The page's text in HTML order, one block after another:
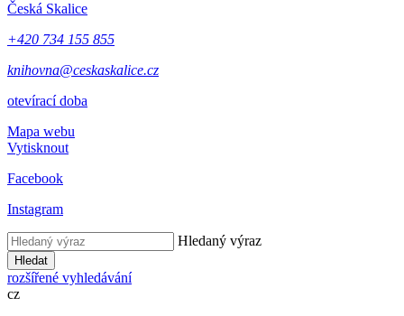
Česká Skalice
+420 734 155 855
knihovna@ceskaskalice.cz
otevírací doba
Mapa webu
Vytisknout
Facebook
Instagram
Hledaný výraz
Hledat
rozšířené vyhledávání
cz